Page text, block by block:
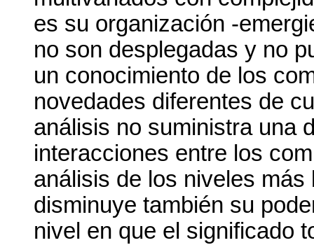
es su organización -
no son desplegadas y no
un conocimiento de los
novedades diferentes de
análisis no suministra una
interacciones entre los
análisis de los niveles
disminuye también su
nivel en que el significado